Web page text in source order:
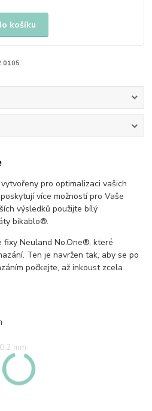
košíku
pro optimalizaci vašich
více možností pro Vaše
výsledků použijte bílý
bikablo®.
fixy Neuland No.One®, které
Ten je navržen tak, aby se po
počkejte, až inkoust zcela
mm